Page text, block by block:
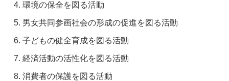
環境の保全を図る活動
男女共同参画社会の形成の促進を図る活動
子どもの健全育成を図る活動
経済活動の活性化を図る活動
消費者の保護を図る活動